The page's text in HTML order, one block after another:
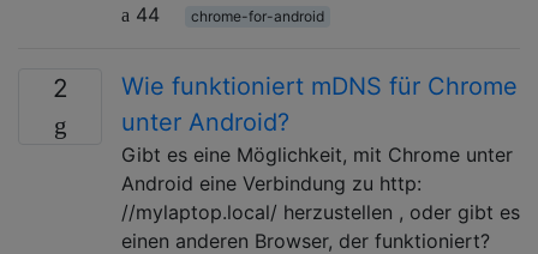
44
chrome-for-android
2
Wie funktioniert mDNS für Chrome
unter Android?
Gibt es eine Möglichkeit, mit Chrome unter
Android eine Verbindung zu http:
//mylaptop.local/ herzustellen , oder gibt es
einen anderen Browser, der funktioniert?